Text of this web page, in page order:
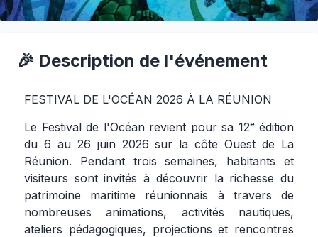
🎉 Description de l'événement
FESTIVAL DE L'OCÉAN 2026 À LA RÉUNION
Le Festival de l'Océan revient pour sa 12ᵉ édition
du 6 au 26 juin 2026 sur la côte Ouest de La
Réunion. Pendant trois semaines, habitants et
visiteurs sont invités à découvrir la richesse du
patrimoine maritime réunionnais à travers de
nombreuses animations, activités nautiques,
ateliers pédagogiques, projections et rencontres